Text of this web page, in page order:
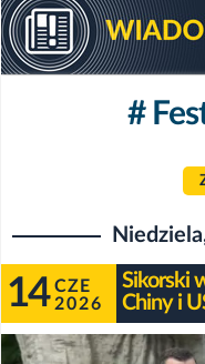
#
14 CZE
2026
Sikorski
Chiny i